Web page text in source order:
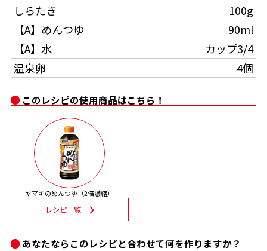
楽チン屋®
かつお節レシピ
めんつゆレシピ
割烹白だしレシピ
レシピ特設サイト
割烹白だしレシピ特集
だし巻き卵特集
かつおだしが決め手！簡単茶碗蒸し
だしコミュ
このレシピの使用商品はこちら！
ヤマキのめんつゆ（2倍濃縮）
レシピ一覧
あなたならこのレシピと合わせて何を作りますか？
しらたき
100g
【A】めんつゆ
90ml
【A】水
カップ3/4
温泉卵
4個